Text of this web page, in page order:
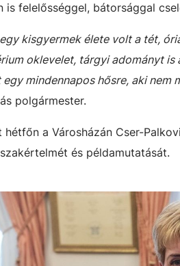
is felelősséggel, bátorsággal
kisgyermek élete volt a tét,
oklevelet, tárgyi adományt
mindennapos hősre, aki nem
polgármester.
a Városházán Cser-
és példamutatását.